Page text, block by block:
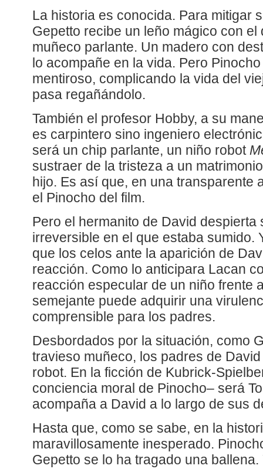
La historia es conocida. Para mitigar
Gepetto recibe un leño mágico con el
muñeco parlante. Un madero con
lo acompañe en la vida. Pero
mentiroso, complicando la vida del
pasa regañándolo.
También el profesor Hobby, a su
es carpintero sino ingeniero
será un chip parlante, un niño robot
sustraer de la tristeza a un
hijo. Es así que, en una transparente
el Pinocho del film.
Pero el hermanito de David despierta
irreversible en el que estaba sumido.
que los celos ante la aparición de
reacción. Como lo anticipara Lacan
reacción especular de un niño frente
semejante puede adquirir una
comprensible para los padres.
Desbordados por la situación, como
travieso muñeco, los padres de
robot. En la ficción de Kubrick-
conciencia moral de Pinocho– será
acompaña a David a lo largo de sus
Hasta que, como se sabe, en la
maravillosamente inesperado.
Gepetto se lo ha tragado una